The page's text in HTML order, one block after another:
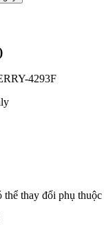
4293F
thay đổi phụ thuộc